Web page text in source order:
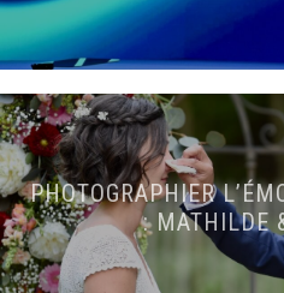
PHOTOGRAPHIER
: MATHILDE